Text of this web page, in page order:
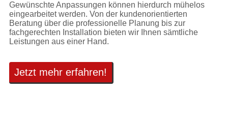
Gewünschte Anpassungen können hierdurch mühelos
eingearbeitet werden. Von der kundenorientierten
Beratung über die professionelle Planung bis zur
fachgerechten Installation bieten wir Ihnen sämtliche
Leistungen aus einer Hand.
Jetzt mehr erfahren!